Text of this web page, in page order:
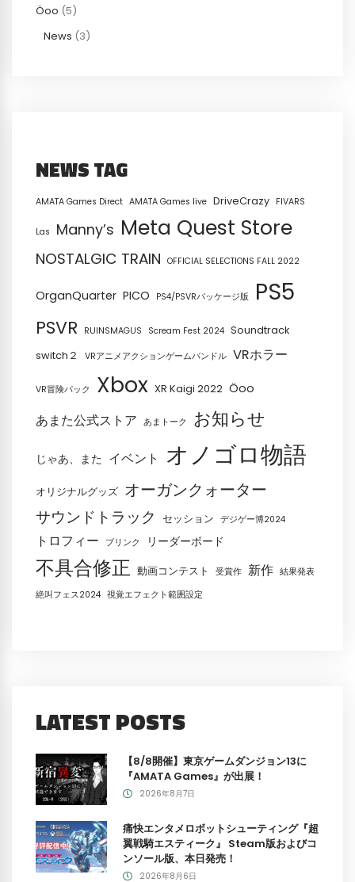
Öoo (5)
News (3)
NEWS TAG
AMATA Games Direct AMATA Games live DriveCrazy FIVARS
Las Manny’s Meta Quest Store
NOSTALGIC TRAIN OFFICIAL SELECTIONS FALL 2022
OrganQuarter PICO PS4/PSVRパッケージ版 PS5
PSVR RUINSMAGUS Scream Fest 2024 Soundtrack
switch２
VRアニメアクションゲームバンドル VRホラー
VR冒険パック Xbox XR Kaigi 2022 Öoo
あまた公式ストア あまトーク お知らせ
じゃあ、また イベント オノゴロ物語
オリジナルグッズ オーガンクォーター
サウンドトラック セッション デジゲー博2024
トロフィー ブリンク リーダーボード
不具合修正 動画コンテスト 受賞作 新作 結果発表
絶叫フェス2024 視覚エフェクト範囲設定
LATEST POSTS
【8/8開催】東京ゲームダンジョン13に
『AMATA Games』が出展！
2026年8月7日
痛快エンタメロボットシューティング『超
翼戦騎エスティーク』 Steam版およびコ
ンソール版、本日発売！
2026年8月6日